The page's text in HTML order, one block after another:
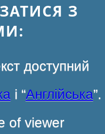
З
доступний
і “Англійська”.
of viewer